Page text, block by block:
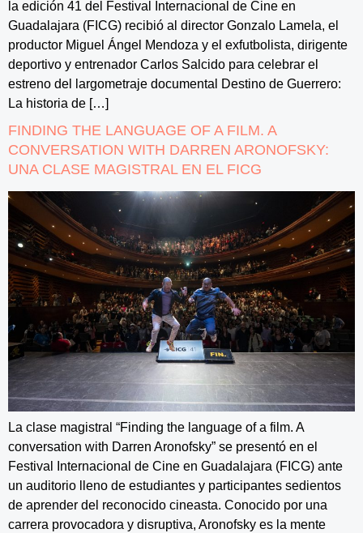
la edición 41 del Festival Internacional de Cine en
Guadalajara (FICG) recibió al director Gonzalo Lamela, el
productor Miguel Ángel Mendoza y el exfutbolista, dirigente
deportivo y entrenador Carlos Salcido para celebrar el
estreno del largometraje documental Destino de Guerrero:
La historia de […]
FINDING THE LANGUAGE OF A FILM. A
CONVERSATION WITH DARREN ARONOFSKY:
UNA CLASE MAGISTRAL EN EL FICG
La clase magistral “Finding the language of a film. A
conversation with Darren Aronofsky” se presentó en el
Festival Internacional de Cine en Guadalajara (FICG) ante
un auditorio lleno de estudiantes y participantes sedientos
de aprender del reconocido cineasta. Conocido por una
carrera provocadora y disruptiva, Aronofsky es la mente